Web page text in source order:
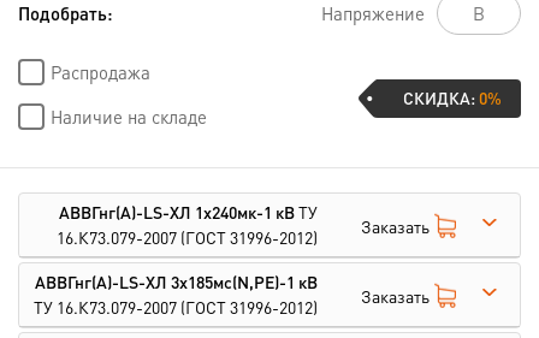
Подобрать: Напряжение
Распродажа
Наличие на складе
СКИДКА:0%
АВВГнг(А)-LS-ХЛ 1х240мк-1 кВТУ
16.К73.079-2007 (ГОСТ 31996-2012) Заказать
АВВГнг(А)-LS-ХЛ 3х185мс(N,PE)-1 кВ
ТУ 16.К73.079-2007 (ГОСТ 31996-2012) Заказать